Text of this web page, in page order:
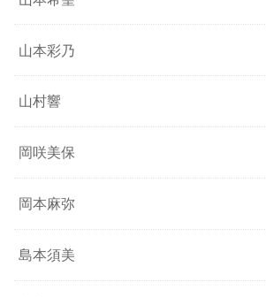
山本彩乃
山村響
岡咲美保
岡本麻弥
島本須美